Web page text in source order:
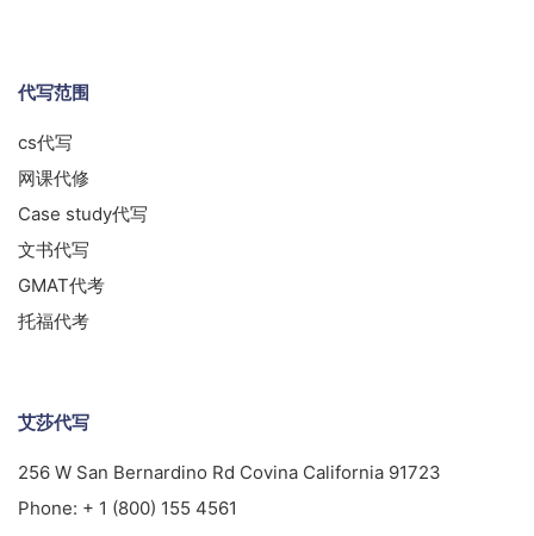
代写范围
cs代写
网课代修
Case study代写
文书代写
GMAT代考
托福代考
艾莎代写
256 W San Bernardino Rd Covina California 91723
Phone: + 1 (800) 155 4561